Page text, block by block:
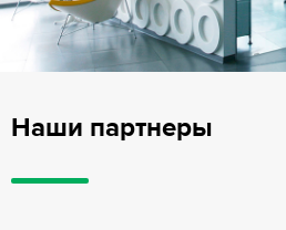
Наши партнеры